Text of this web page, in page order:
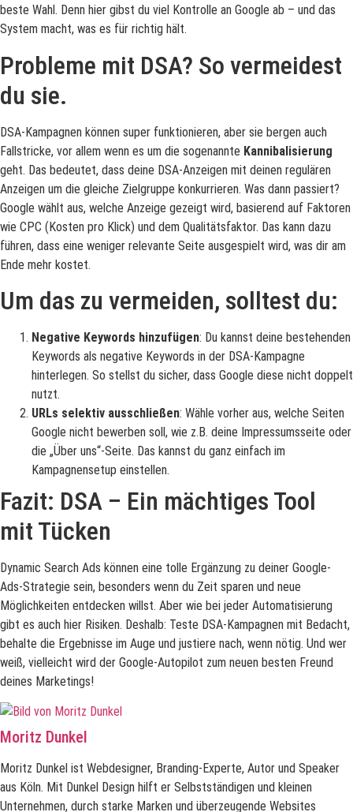
beste Wahl. Denn hier gibst du viel Kontrolle an Google ab – und das
System macht, was es für richtig hält.
Probleme mit DSA? So vermeidest
du sie.
DSA-Kampagnen können super funktionieren, aber sie bergen auch
Fallstricke, vor allem wenn es um die sogenannte Kannibalisierung
geht. Das bedeutet, dass deine DSA-Anzeigen mit deinen regulären
Anzeigen um die gleiche Zielgruppe konkurrieren. Was dann passiert?
Google wählt aus, welche Anzeige gezeigt wird, basierend auf Faktoren
wie CPC (Kosten pro Klick) und dem Qualitätsfaktor. Das kann dazu
führen, dass eine weniger relevante Seite ausgespielt wird, was dir am
Ende mehr kostet.
Um das zu vermeiden, solltest du:
Negative Keywords hinzufügen: Du kannst deine bestehenden
Keywords als negative Keywords in der DSA-Kampagne
hinterlegen. So stellst du sicher, dass Google diese nicht doppelt
nutzt.
URLs selektiv ausschließen: Wähle vorher aus, welche Seiten
Google nicht bewerben soll, wie z.B. deine Impressumsseite oder
die „Über uns“-Seite. Das kannst du ganz einfach im
Kampagnensetup einstellen.
Fazit: DSA – Ein mächtiges Tool
mit Tücken
Dynamic Search Ads können eine tolle Ergänzung zu deiner Google-
Ads-Strategie sein, besonders wenn du Zeit sparen und neue
Möglichkeiten entdecken willst. Aber wie bei jeder Automatisierung
gibt es auch hier Risiken. Deshalb: Teste DSA-Kampagnen mit Bedacht,
behalte die Ergebnisse im Auge und justiere nach, wenn nötig. Und wer
weiß, vielleicht wird der Google-Autopilot zum neuen besten Freund
deines Marketings!
Moritz Dunkel
Moritz Dunkel ist Webdesigner, Branding-Experte, Autor und Speaker
aus Köln. Mit Dunkel Design hilft er Selbstständigen und kleinen
Unternehmen, durch starke Marken und überzeugende Websites